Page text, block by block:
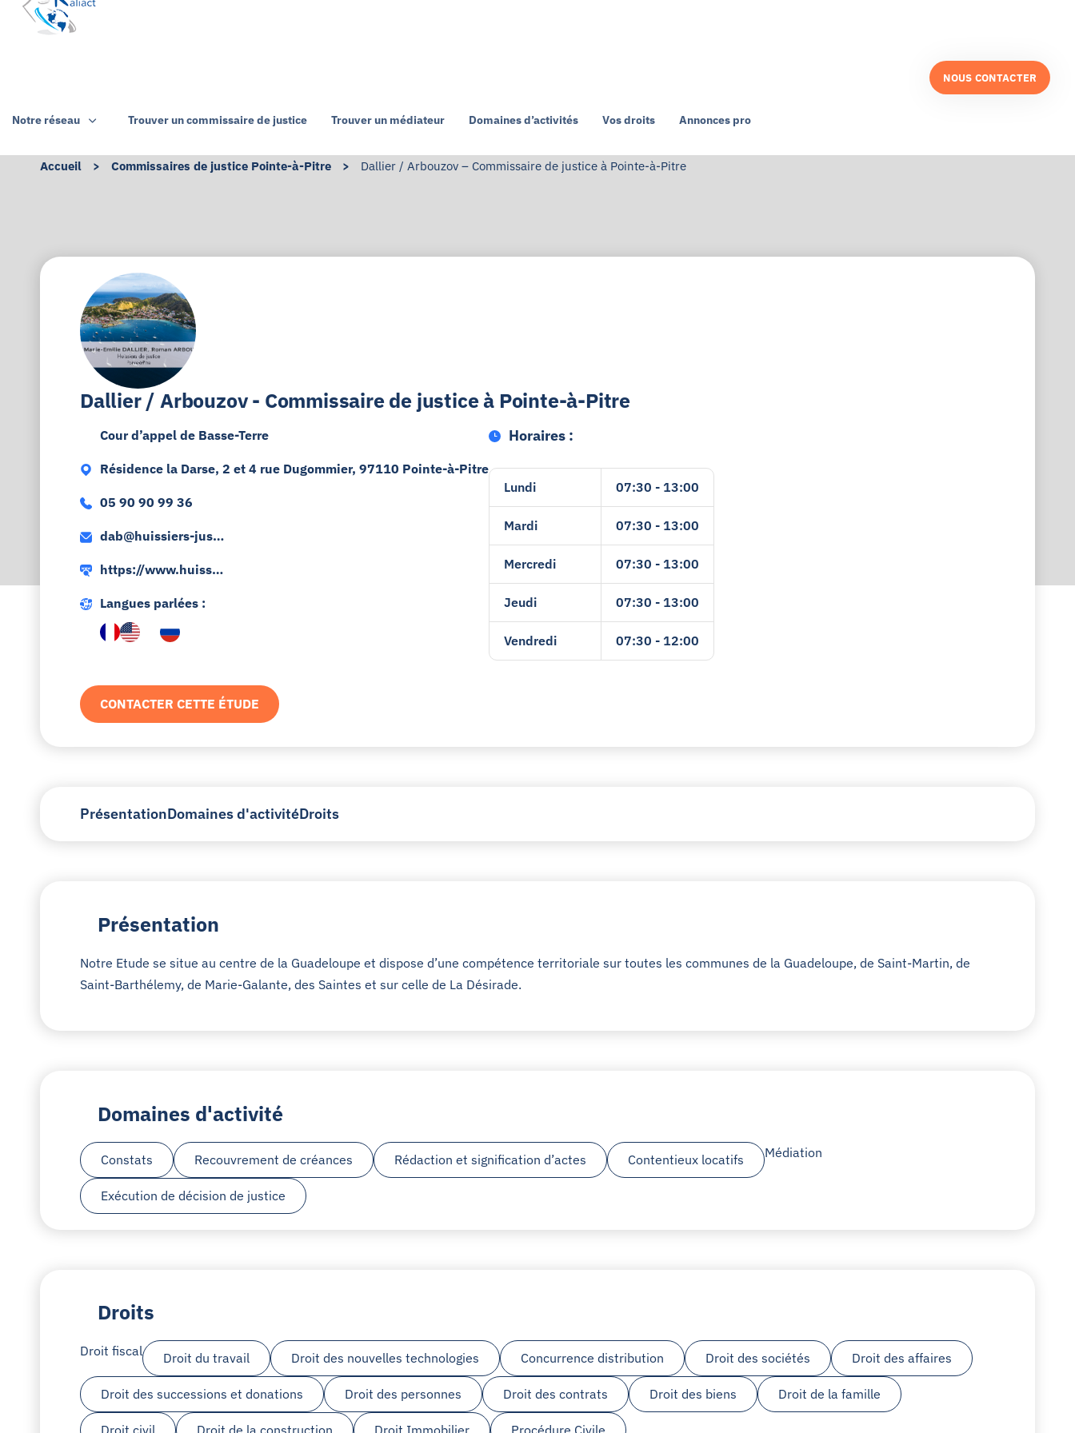
Notre réseau Trouver un commissaire de justice Trouver un médiateur Domaines d’activités Vos droits Annonces pro
NOUS CONTACTER
Accueil > Commissaires de justice Pointe-à-Pitre > Dallier / Arbouzov – Commissaire de justice à Pointe-à-Pitre
Dallier / Arbouzov - Commissaire de justice à Pointe-à-Pitre
Cour d’appel de Basse-Terre
Résidence la Darse, 2 et 4 rue Dugommier, 97110 Pointe-à-Pitre
05 90 90 99 36
dab@huissiers-justi
https://www.huissie
pe.fr
Langues parlées :
CONTACTER CETTE ÉTUDE
Horaires :
Lundi 07:30 - 13:00
Mardi 07:30 - 13:00
Mercredi 07:30 - 13:00
Jeudi 07:30 - 13:00
Vendredi 07:30 - 12:00
PrésentationDomaines d'activitéDroits
Présentation
Notre Etude se situe au centre de la Guadeloupe et dispose d’une compétence territoriale sur toutes les communes de la Guadeloupe, de Saint-Martin, de
Saint-Barthélemy, de Marie-Galante, des Saintes et sur celle de La Désirade.
Domaines d'activité
Constats Recouvrement de créances Rédaction et signification d’actes Contentieux locatifs Médiation
Exécution de décision de justice
Droits
Droit fiscal Droit du travail Droit des nouvelles technologies Concurrence distribution Droit des sociétés Droit des affaires
Droit des successions et donations Droit des personnes Droit des contrats Droit des biens Droit de la famille